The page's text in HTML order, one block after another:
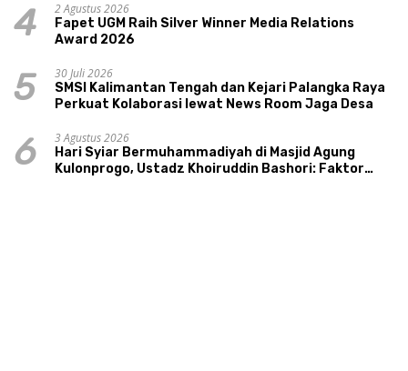
4
2 Agustus 2026
Fapet UGM Raih Silver Winner Media Relations
Award 2026
5
30 Juli 2026
SMSI Kalimantan Tengah dan Kejari Palangka Raya
Perkuat Kolaborasi lewat News Room Jaga Desa
6
3 Agustus 2026
Hari Syiar Bermuhammadiyah di Masjid Agung
Kulonprogo, Ustadz Khoiruddin Bashori: Faktor